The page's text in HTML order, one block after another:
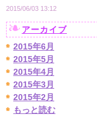
2015/06/03 13:12
アーカイブ
2015年6月
2015年5月
2015年4月
2015年3月
2015年2月
もっと読む